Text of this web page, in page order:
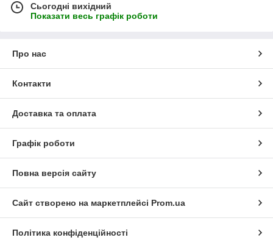
Сьогодні вихідний
Показати весь графік роботи
Про нас
Контакти
Доставка та оплата
Графік роботи
Повна версія сайту
Сайт створено на маркетплейсі Prom.ua
Політика конфіденційності